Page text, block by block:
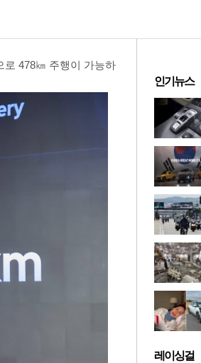
로 478㎞ 주행이 가능하
인기뉴스
레이싱걸